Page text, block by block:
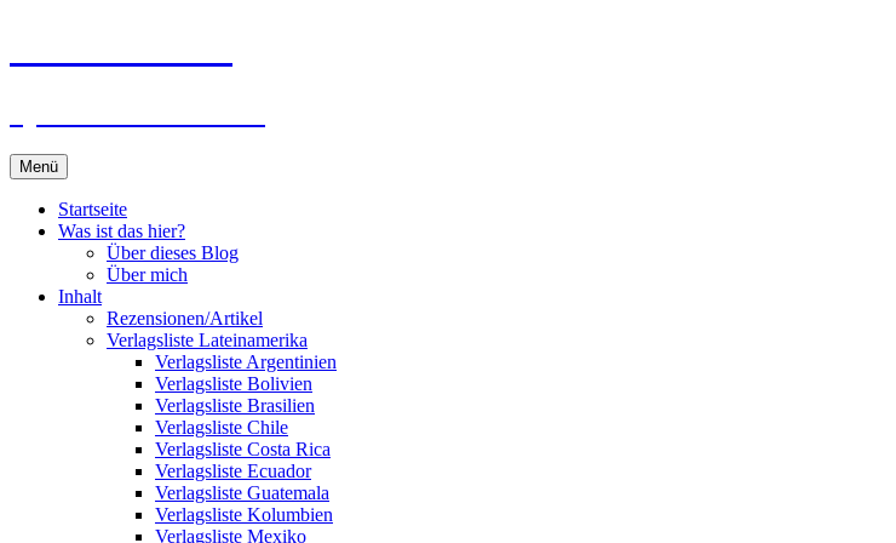
Menü
Startseite
Was ist das hier?
Über dieses Blog
Über mich
Inhalt
Rezensionen/Artikel
Verlagsliste Lateinamerika
Verlagsliste Argentinien
Verlagsliste Bolivien
Verlagsliste Brasilien
Verlagsliste Chile
Verlagsliste Costa Rica
Verlagsliste Ecuador
Verlagsliste Guatemala
Verlagsliste Kolumbien
Verlagsliste Mexiko